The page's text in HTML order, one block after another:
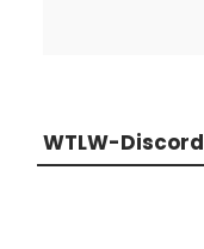
WTLW-Discord